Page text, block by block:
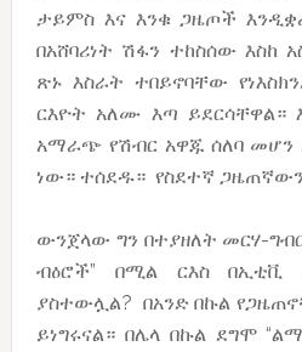
ታይምስ እና እንቁ ጋዜጦች
በአሸባሪነት ሽፋን ተከስሰው እስከ
ጽኑ እስራት ተበይኖባቸው
ርእዮት አለሙ እጣ ይደርሳቸዋል።
አማራጭ የሽብር አዋጁ ሰለባ መሆን
ነው። ተሰደዱ። የስደተኛ
ውንጀላው ግን በተያዘለት መርሃ-
ብዕሮች” በሚል ርእስ በኢቲቪ
ያስተውሏል? በአንድ በኩል
ይነግሩናል። በሌላ በኩል ደግሞ